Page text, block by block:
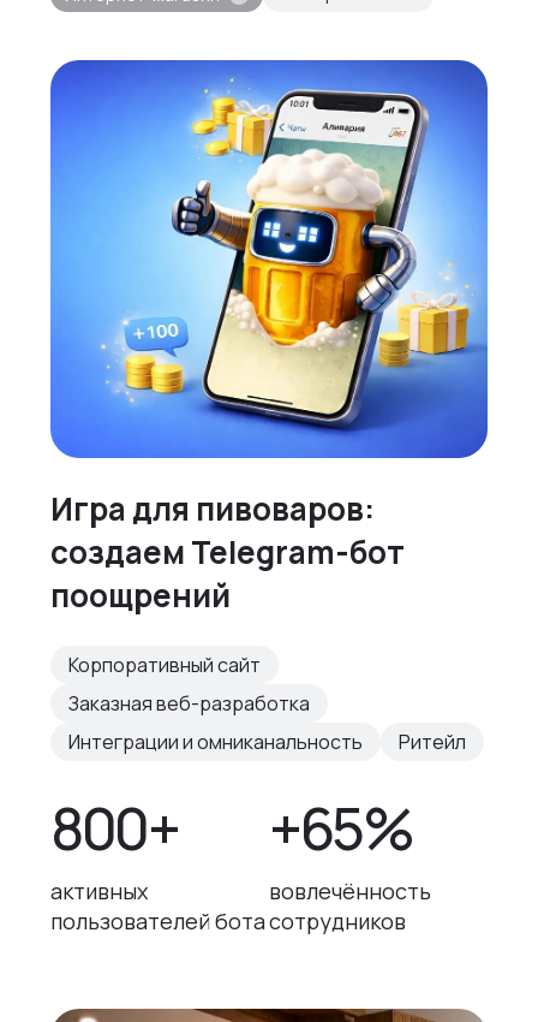
Игра для пивоваров:
создаем Telegram-бот
поощрений
Корпоративный сайт
Заказная веб-разработка
Интеграции и омниканальность
Ритейл
800+
активных
пользователей бота
+65%
вовлечённость
сотрудников